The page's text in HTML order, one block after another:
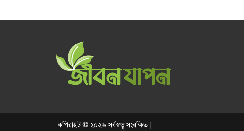
কপিরাইট © ২০২৬ সর্বস্বত্ব সংরক্ষিত |